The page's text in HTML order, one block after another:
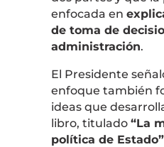
enfocada en
de toma de
administración.
El Presidente
enfoque también
ideas que
libro, titulado “La
política de Estado”